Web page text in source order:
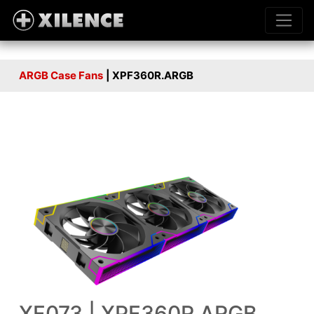
ARGB Case Fans | XPF360R.ARGB